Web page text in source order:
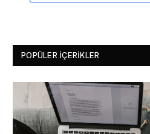
POPÜLER İÇERIKLER